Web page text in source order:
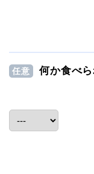
任意 何か食べ